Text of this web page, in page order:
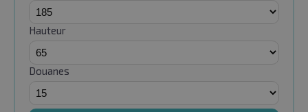
Hauteur
Douanes